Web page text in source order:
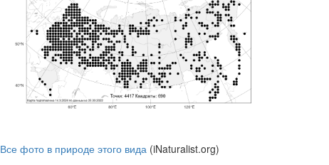
Все фото в природе этого вида (iNaturalist.org)